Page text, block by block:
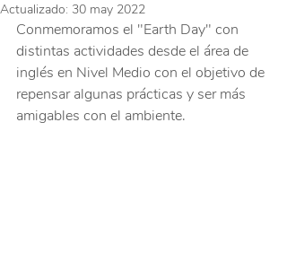
Actualizado: 30 may 2022
Conmemoramos el "Earth Day" con
distintas actividades desde el área de
inglés en Nivel Medio con el objetivo de
repensar algunas prácticas y ser más
amigables con el ambiente.